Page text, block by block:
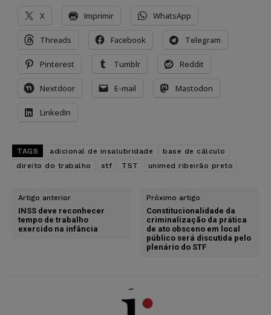
X Imprimir WhatsApp
Threads Facebook Telegram
Pinterest Tumblr Reddit
Nextdoor E-mail Mastodon
LinkedIn
TAGS adicional de insalubridade
base de cálculo
direito do trabalho
stf TST unimed ribeirão preto
Artigo anterior
INSS deve reconhecer
tempo de trabalho
exercido na infância
Próximo artigo
Constitucionalidade da
criminalização da prática
de ato obsceno em local
público será discutida pelo
plenário do STF